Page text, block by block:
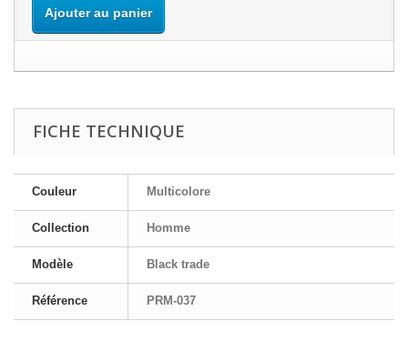
Ajouter au panier
FICHE TECHNIQUE
Couleur Multicolore
Collection Homme
Modèle Black trade
Référence PRM-037